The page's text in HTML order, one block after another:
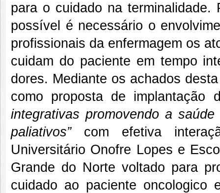
para o cuidado na
possível é necessário o
profissionais da enfermagem os
cuidam do paciente em tempo
dores. Mediante os achados
como proposta de implantação
integrativas promovendo a
paliativos”com efetiva
Universitário Onofre Lopes e
Grande do Norte voltado para
cuidado ao paciente oncologico